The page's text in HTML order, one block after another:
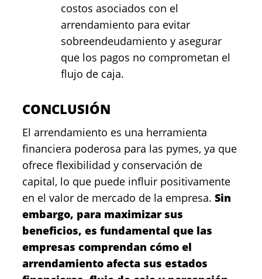
costos asociados con el
arrendamiento para evitar
sobreendeudamiento y asegurar
que los pagos no comprometan el
flujo de caja.
CONCLUSIÓN
El arrendamiento es una herramienta
financiera poderosa para las pymes, ya que
ofrece flexibilidad y conservación de
capital, lo que puede influir positivamente
en el valor de mercado de la empresa. Sin
embargo, para maximizar sus
beneficios, es fundamental que las
empresas comprendan cómo el
arrendamiento afecta sus estados